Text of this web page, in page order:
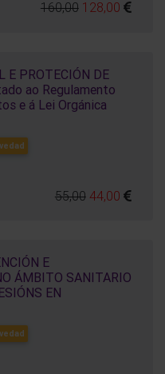
160,00 128,00
E PROTECIÓN DE
ao Regulamento
e á Lei Orgánica
55,00 44,00
E
ÁMBITO SANITARIO
EN